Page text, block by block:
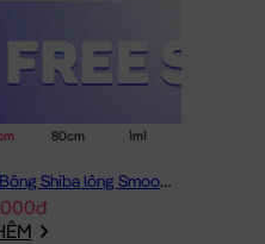
80cm 1m1
Chó Bông Shiba lông Smooth Gối Ôm Dài